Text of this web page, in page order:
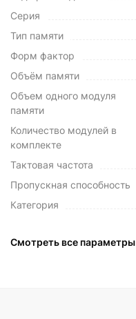
Серия
Тип памяти
Форм фактор
Объём памяти
Объем одного модуля
памяти
Количество модулей в
комплекте
Тактовая частота
Пропускная способность
Категория
Смотреть все параметры